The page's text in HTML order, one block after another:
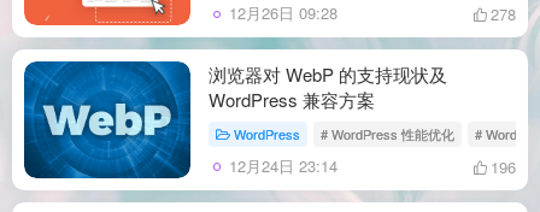
12月26日 09:28 278
浏览器对 WebP 的支持现状及
WordPress 兼容方案
WordPress # WordPress 性能优化 #
12月24日 23:14 196